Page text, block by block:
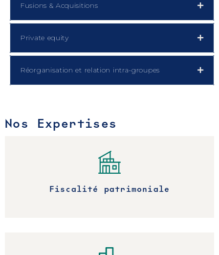
Fusions & Acquisitions
Private equity
Réorganisation et relation intra-groupes
Nos Expertises
Fiscalité patrimoniale